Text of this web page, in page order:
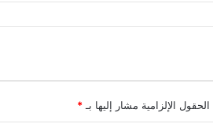
الحقول الإلزامية مشار إليها بـ *